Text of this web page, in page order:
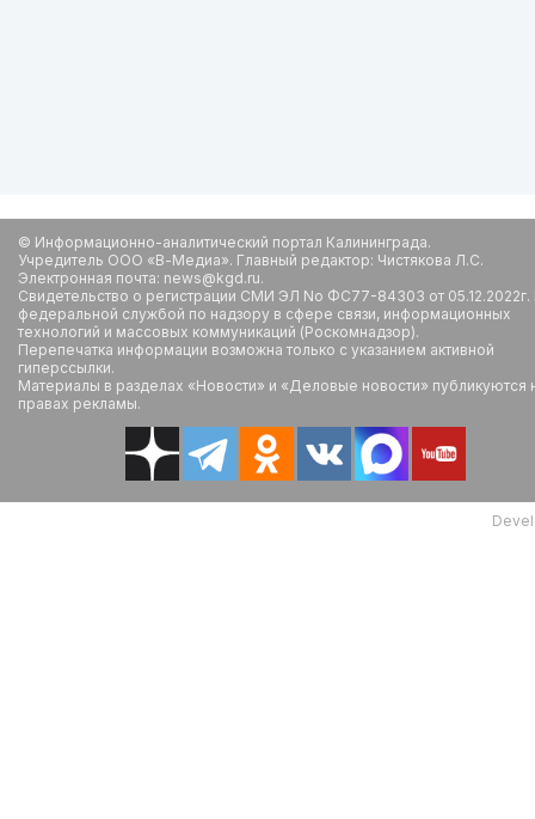
© Информационно-аналитический портал Калининграда.
Учредитель ООО «В-Медиа». Главный редактор: Чистякова Л.С.
Электронная почта: news@kgd.ru.
Свидетельство о регистрации СМИ ЭЛ No ФС77-84303 от
федеральной службой по надзору в сфере связи, информационных
технологий и массовых коммуникаций (Роскомнадзор).
Перепечатка информации возможна только с указанием активной
гиперссылки.
Материалы в разделах «Новости» и «Деловые новости» публикуются
правах рекламы.